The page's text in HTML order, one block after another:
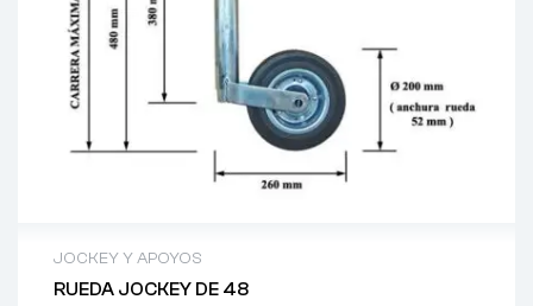
JOCKEY Y APOYOS
RUEDA JOCKEY DE 48